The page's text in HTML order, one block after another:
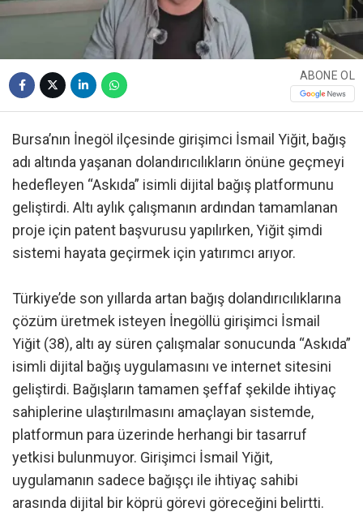
ABONE OL
Bursa’nın İnegöl ilçesinde girişimci İsmail Yiğit, bağış
adı altında yaşanan dolandırıcılıkların önüne geçmeyi
hedefleyen “Askıda” isimli dijital bağış platformunu
geliştirdi. Altı aylık çalışmanın ardından tamamlanan
proje için patent başvurusu yapılırken, Yiğit şimdi
sistemi hayata geçirmek için yatırımcı arıyor.
Türkiye’de son yıllarda artan bağış dolandırıcılıklarına
çözüm üretmek isteyen İnegöllü girişimci İsmail
Yiğit (38), altı ay süren çalışmalar sonucunda “Askıda”
isimli dijital bağış uygulamasını ve internet sitesini
geliştirdi. Bağışların tamamen şeffaf şekilde ihtiyaç
sahiplerine ulaştırılmasını amaçlayan sistemde,
platformun para üzerinde herhangi bir tasarruf
yetkisi bulunmuyor. Girişimci İsmail Yiğit,
uygulamanın sadece bağışçı ile ihtiyaç sahibi
arasında dijital bir köprü görevi göreceğini belirtti.